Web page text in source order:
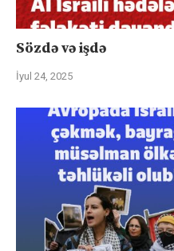
Sözdə və işdə
İyul 24, 2025